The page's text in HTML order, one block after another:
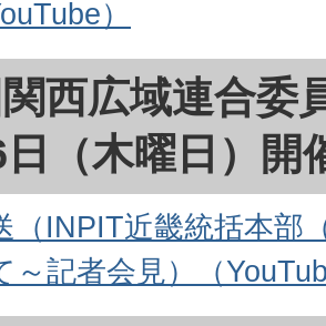
）
西広域連合委
（木曜日）開
（INPIT近畿統括本部
～記者会見）（